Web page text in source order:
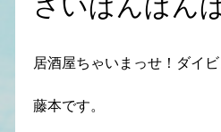
居酒屋ちゃいまっせ！ダイ
藤本です。